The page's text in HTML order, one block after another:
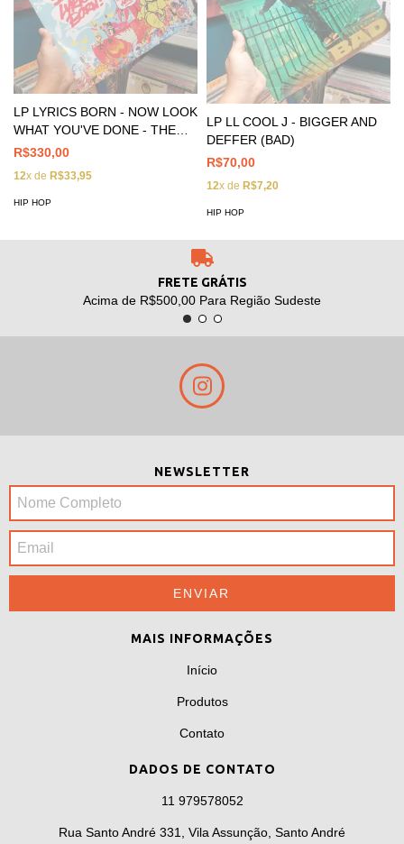
LP LYRICS BORN - NOW LOOK
WHAT YOU'VE DONE - THE
GREATEST HITS
R$330,00
12x de R$33,95
HIP HOP
LP LL COOL J - BIGGER AND
DEFFER (BAD)
R$70,00
12x de R$7,20
HIP HOP
FRETE GRÁTIS
Acima de R$500,00 Para Região Sudeste
NEWSLETTER
MAIS INFORMAÇÕES
Início
Produtos
Contato
DADOS DE CONTATO
11 979578052
Rua Santo André 331, Vila Assunção, Santo André